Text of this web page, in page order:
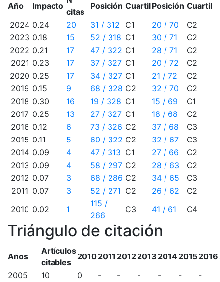
Año
Impacto
citas
Posición CuartilPosición Cuartil
2024 0.24 20 31 / 312 C1 20 / 70
C2
2023 0.18 15 52 / 318 C1 30 / 71
C2
2022 0.21 17 47 / 322 C1 28 / 71
C2
2021 0.23 17 37 / 327 C1 20 / 72
C2
2020 0.25 17 34 / 327 C1 21 / 72
C2
2019 0.15 9 68 / 328 C2 32 / 70
C2
2018 0.30 16 19 / 328 C1 15 / 69
C1
2017 0.25 13 27 / 327 C1 18 / 68
C2
2016 0.12 6 73 / 326 C2 37 / 68
C3
2015 0.11 5 60 / 322 C2 32 / 67
C3
2014 0.09 4 47 / 313 C1 27 / 66
C2
2013 0.09 4 58 / 297 C2 28 / 63
C2
2012 0.07 3 68 / 286 C2 34 / 65
C3
2011 0.07 3 52 / 271 C2 26 / 62
C2
2010 0.02 1
115 /
266
C3 41 / 61 C4
Triángulo de citación
Años
Artículos
citables
20102011 20122013 201420152016
2005
10 0 - - - - - -